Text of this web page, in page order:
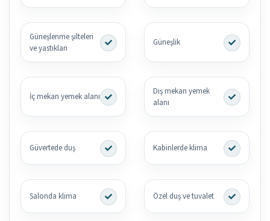
Güneşlenme şilteleri
ve yastıkları
Güneşlik
İç mekan yemek alanı
Dış mekan yemek
alanı
Güvertede duş Kabinlerde klima
Salonda klima Özel duş ve tuvalet